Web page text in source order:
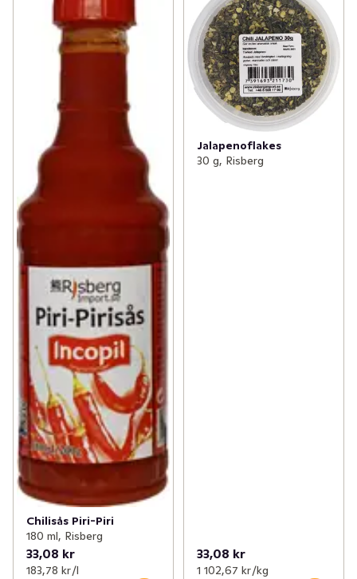
Chilisås Piri-Piri
180 ml, Risberg
33,08 kr
183,78 kr /l
Jalapenoflakes
30 g, Risberg
33,08 kr
1 102,67 kr /kg